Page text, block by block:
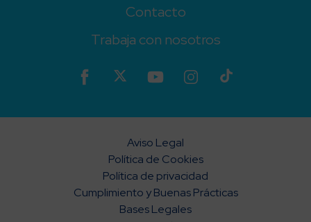
Contacto
Trabaja con nosotros
Aviso Legal
Política de Cookies
Política de privacidad
Cumplimiento y Buenas Prácticas
Bases Legales